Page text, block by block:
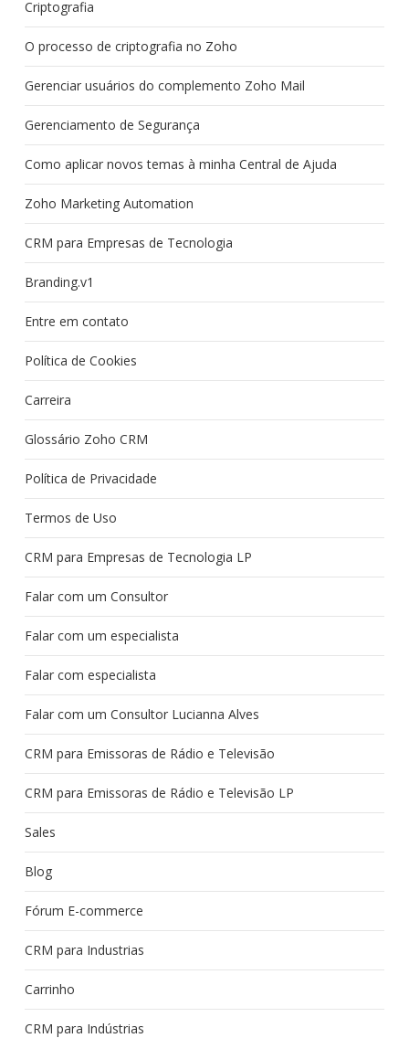
Criptografia
O processo de criptografia no Zoho
Gerenciar usuários do complemento Zoho Mail
Gerenciamento de Segurança
Como aplicar novos temas à minha Central de Ajuda
Zoho Marketing Automation
CRM para Empresas de Tecnologia
Branding.v1
Entre em contato
Política de Cookies
Carreira
Glossário Zoho CRM
Política de Privacidade
Termos de Uso
CRM para Empresas de Tecnologia LP
Falar com um Consultor
Falar com um especialista
Falar com especialista
Falar com um Consultor Lucianna Alves
CRM para Emissoras de Rádio e Televisão
CRM para Emissoras de Rádio e Televisão LP
Sales
Blog
Fórum E-commerce
CRM para Industrias
Carrinho
CRM para Indústrias